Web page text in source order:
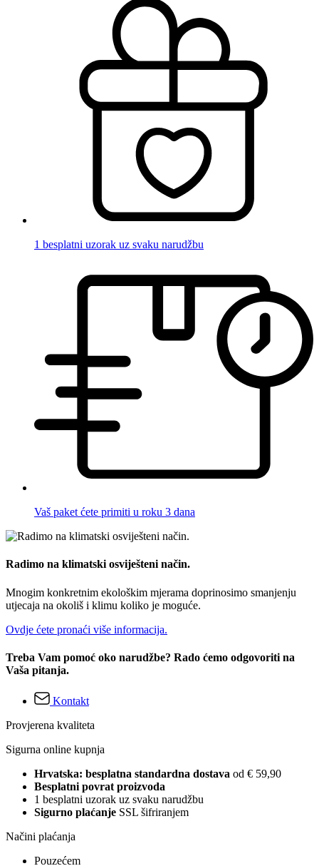
1 besplatni uzorak uz svaku narudžbu
Vaš paket ćete primiti u roku 3 dana
Radimo na klimatski osviješteni način.
Mnogim konkretnim ekološkim mjerama doprinosimo smanjenju
utjecaja na okoliš i klimu koliko je moguće.
Ovdje ćete pronaći više informacija.
Treba Vam pomoć oko narudžbe? Rado ćemo odgovoriti na
Vaša pitanja.
Kontakt
Provjerena kvaliteta
Sigurna online kupnja
Hrvatska: besplatna standardna dostava od € 59,90
Besplatni povrat proizvoda
1 besplatni uzorak uz svaku narudžbu
Sigurno plaćanje SSL šifriranjem
Načini plaćanja
Pouzećem